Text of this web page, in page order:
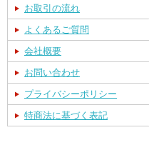
お取引の流れ
よくあるご質問
会社概要
お問い合わせ
プライバシーポリシー
特商法に基づく表記